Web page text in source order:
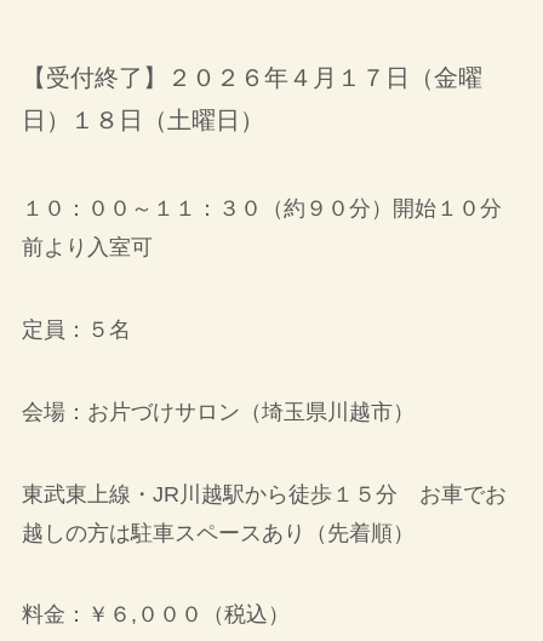
【受付終了】２０２６年４月１７日（金曜
日）１８日（土曜日）
１０：００～１１：３０（約９０分）開始１０分
前より入室可
定員：５名
会場：お片づけサロン（埼玉県川越市）
東武東上線・JR川越駅から徒歩１５分 お車でお
越しの方は駐車スペースあり（先着順）
料金：￥６,０００（税込）